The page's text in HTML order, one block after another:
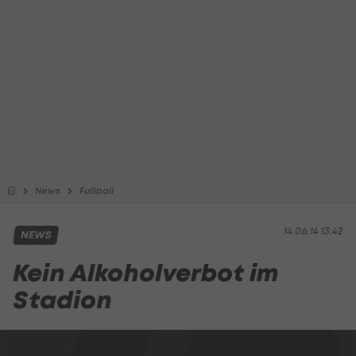
News Fußball
14.06.14 13:42
NEWS
Kein Alkoholverbot im
Stadion